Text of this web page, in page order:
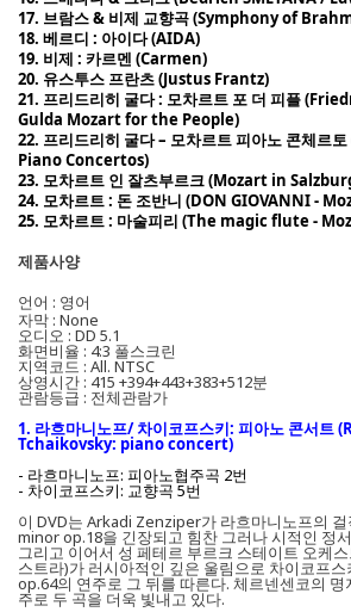
17. 브람스 & 비제 교향곡 (Symphony of
18. 베르디 : 아이다 (AIDA)
19. 비제 : 카르멘 (Carmen)
20. 유스투스 프란츠 (Justus Frantz)
21. 프리드리히 굴다 : 모차르트 포 더 피플
Gulda Mozart for the People)
22. 프리드리히 굴다 – 모차르트 피아노 콘체르
Piano Concertos)
23. 모차르트 인 잘츠부르크 (Mozart in
24. 모차르트 : 돈 조반니 (DON GIOVANNI -
25. 모차르트 : 마술피리 (The magic flute -
제품사양
언어 : 영어
자막 : None
오디오 : DD 5.1
화면비율 : 4:3 풀스크린
지역코드 : All. NTSC
상영시간 : 415 +394+443+383+512분
관람등급 : 전체관람가
1. 라흐마니노프/ 차이코프스키: 피아노 콘서
Tchaikovsky: piano concert)
- 라흐마니노프: 피아노협주곡 2번
- 차이코프스키: 교향곡 5번
이 DVD는 Arkadi Zenziper가 라흐마니노프의 걸
minor op.18을 긴장되고 힘찬 그러나 시적인 정
그리고 이어서 성 페테르 부르크 스테이트 오케
스트라)가 러시아적인 깊은 울림으로 차이코프
op.64의 연주로 그 뒤를 따른다. 체르넨센코의 명
주로 두 곡을 더욱 빛내고 있다.